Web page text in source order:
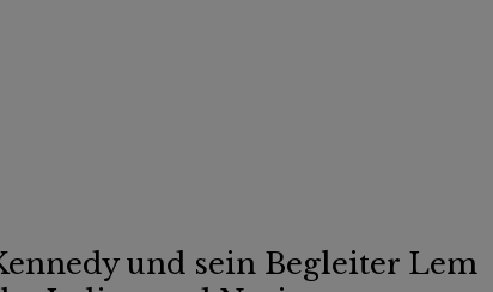
und sein Begleiter Lem